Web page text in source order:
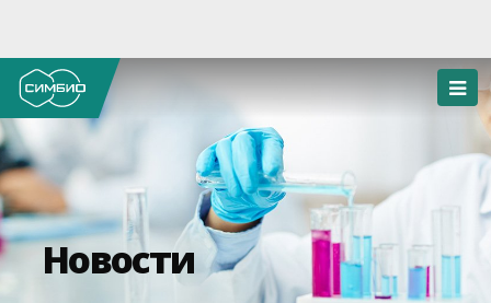
Новости